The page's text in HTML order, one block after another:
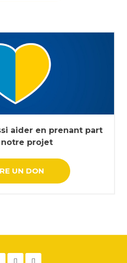
aider en prenant part
notre projet
UN DON